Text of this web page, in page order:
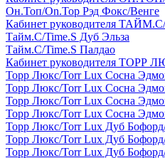
Он.Топ/On.Top Рэд Фокс/Венге
Кабинет руководителя
Тайм.С/Time.S Дуб Эльза
Тайм.С/Time.S Палдао
Кабинет руководителя ТОРР
Торр Люкс/Torr Lux Сосна
Торр Люкс/Torr Lux Сосна
Торр Люкс/Torr Lux Сосна
Торр Люкс/Torr Lux Сосна
Торр Люкс/Torr Lux Дуб
Торр Люкс/Torr Lux Дуб
Торр Люкс/Torr Lux Дуб